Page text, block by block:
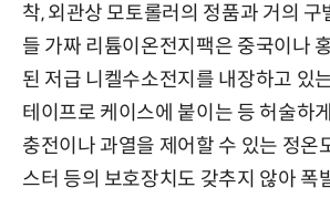
착, 외관상 모토롤러의 정품과 거의 구
들 가짜 리튬이온전지팩은 중국이나
된 저급 니켈수소전지를 내장하고 있
테이프로 케이스에 붙이는 등 허술하
충전이나 과열을 제어할 수 있는 정온
스터 등의 보호장치도 갖추지 않아 폭